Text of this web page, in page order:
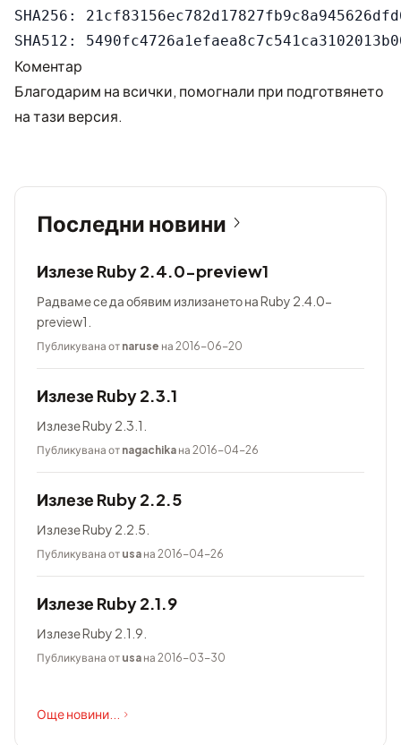
SHA256:
Коментар
Благодарим на всички, помогнали при подготвянето
на тази версия.
Последни новини
Излезе Ruby 2.4.0-preview1
Радваме се да обявим излизането на Ruby 2.4.0-
preview1.
Публикувана от naruse на 2016-06-20
Излезе Ruby 2.3.1
Излезе Ruby 2.3.1.
Публикувана от nagachika на 2016-04-26
Излезе Ruby 2.2.5
Излезе Ruby 2.2.5.
Публикувана от usa на 2016-04-26
Излезе Ruby 2.1.9
Излезе Ruby 2.1.9.
Публикувана от usa на 2016-03-30
Още новини...